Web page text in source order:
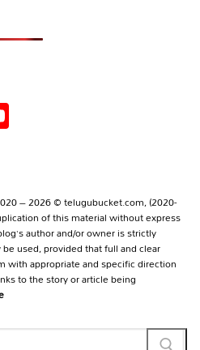
– 2026 © telugubucket.com, (2020-
of this material without express
author and/or owner is strictly
used, provided that full and clear
with appropriate and specific direction
to the story or article being